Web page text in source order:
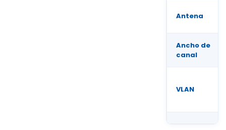
Antena
Ancho de
canal
VLAN